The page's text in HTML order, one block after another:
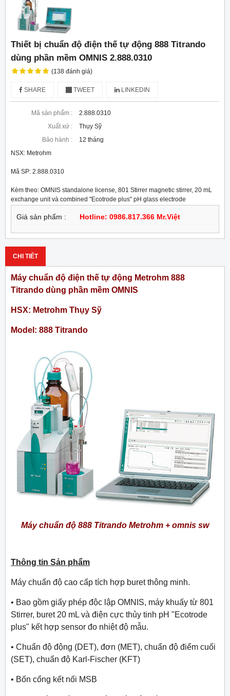
Thiết bị chuẩn độ điện thế tự động 888 Titrando
dùng phần mềm OMNIS 2.888.0310
(138 đánh giá)
SHARE TWEET LINKEDIN
Mã sản phẩm :
2.888.0310
Xuất xứ :
Thụy Sỹ
Bảo hành :
12 tháng
NSX: Metrohm
Mã SP: 2.888.0310
Kèm theo: OMNIS standalone license, 801 Stirrer magnetic stirrer, 20 mL
exchange unit và combined "Ecotrode plus" pH glass electrode
Giá sản phẩm : Hotline: 0986.817.366 Mr.Việt
CHI TIẾT
Máy chuẩn độ điện thế tự động Metrohm 888
Titrando dùng phần mềm OMNIS
HSX: Metrohm Thụy Sỹ
Model: 888 Titrando
Máy chuẩn độ 888 Titrando Metrohm + omnis sw
Thông tin Sản phẩm
Máy chuẩn độ cao cấp tích hợp buret thông minh.
• Bao gồm giấy phép độc lập OMNIS, máy khuấy từ 801
Stirrer, buret 20 mL và điện cực thủy tinh pH "Ecotrode
plus" kết hợp sensor đo nhiệt độ mẫu.
• Chuẩn độ động (DET), đơn (MET), chuẩn độ điểm cuối
(SET), chuẩn độ Karl-Fischer (KFT)
• Bốn cổng kết nối MSB